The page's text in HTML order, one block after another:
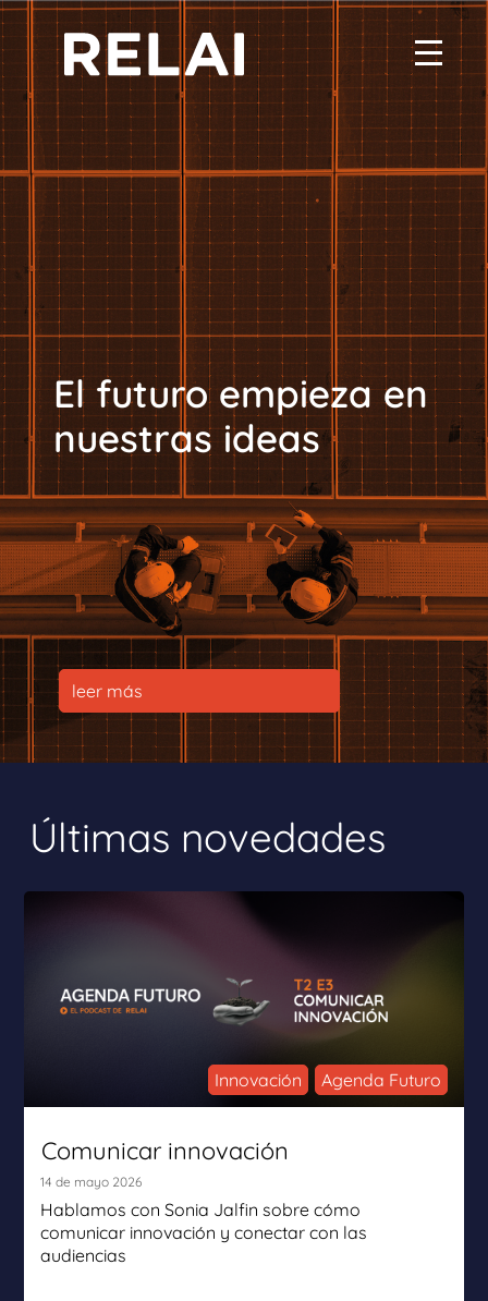
El futuro empieza en
nuestras ideas
leer más
Últimas novedades
Innovación Agenda Futuro
Comunicar innovación
14 de mayo 2026
Hablamos con Sonia Jalfin sobre cómo
comunicar innovación y conectar con las
audiencias